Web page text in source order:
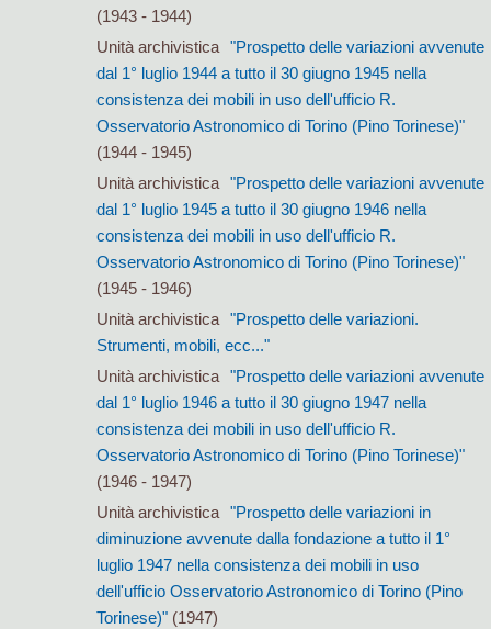
(1943 - 1944)
Unità archivistica
"Prospetto delle variazioni avvenute
dal 1° luglio 1944 a tutto il 30 giugno 1945 nella
consistenza dei mobili in uso dell'ufficio R.
Osservatorio Astronomico di Torino (Pino Torinese)"
(1944 - 1945)
Unità archivistica
"Prospetto delle variazioni avvenute
dal 1° luglio 1945 a tutto il 30 giugno 1946 nella
consistenza dei mobili in uso dell'ufficio R.
Osservatorio Astronomico di Torino (Pino Torinese)"
(1945 - 1946)
Unità archivistica
"Prospetto delle variazioni.
Strumenti, mobili, ecc..."
Unità archivistica
"Prospetto delle variazioni avvenute
dal 1° luglio 1946 a tutto il 30 giugno 1947 nella
consistenza dei mobili in uso dell'ufficio R.
Osservatorio Astronomico di Torino (Pino Torinese)"
(1946 - 1947)
Unità archivistica
"Prospetto delle variazioni in
diminuzione avvenute dalla fondazione a tutto il 1°
luglio 1947 nella consistenza dei mobili in uso
dell'ufficio Osservatorio Astronomico di Torino (Pino
Torinese)"(1947)